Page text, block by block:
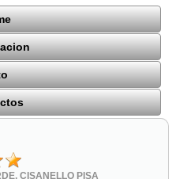
CISANELLO PISA